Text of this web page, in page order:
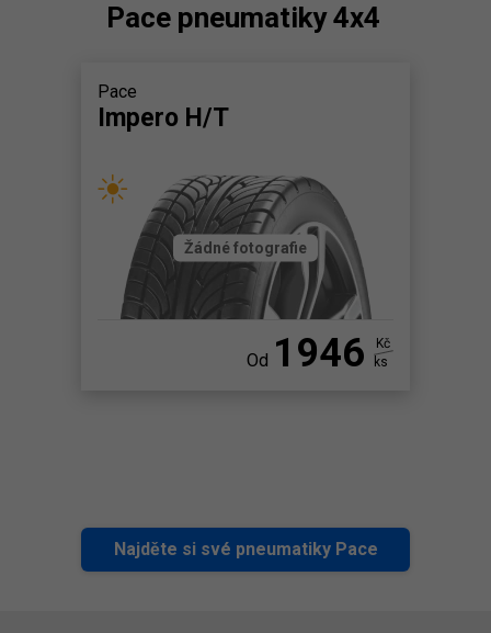
Pace pneumatiky 4x4
Pace
Impero H/T
Žádné fotografie
Od 1946
Kč
ks
Najděte si své pneumatiky Pace